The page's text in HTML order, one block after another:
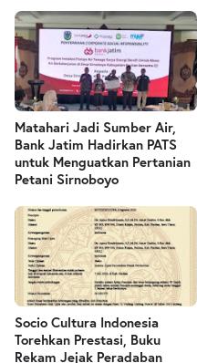
Matahari Jadi Sumber Air,
Bank Jatim Hadirkan PATS
untuk Menguatkan Pertanian
Petani Sirnoboyo
Socio Cultura Indonesia
Torehkan Prestasi, Buku
Rekam Jejak Peradaban